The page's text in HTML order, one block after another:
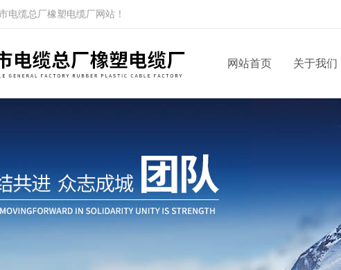
电缆总厂橡塑电缆厂网站！
网站首页 关于我们